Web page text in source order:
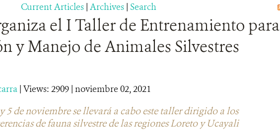
Current Articles | Archives | Search
el I Taller de Entrenamiento para
y Manejo de Animales Silvestres
| Views: 2909| noviembre 02, 2021
5 de noviembre se llevará a cabo este taller dirigido a los
de fauna silvestre de las regiones Loreto y Ucayali